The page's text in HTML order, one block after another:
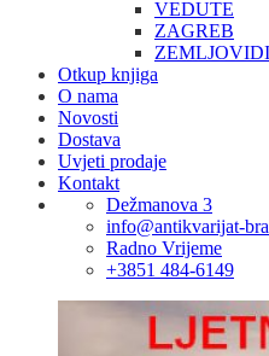
VEDUTE
ZAGREB
ZEMLJOVIDI
Otkup knjiga
O nama
Novosti
Dostava
Uvjeti prodaje
Kontakt
Dežmanova 3
info@antikvarijat-
Radno Vrijeme
+3851 484-6149